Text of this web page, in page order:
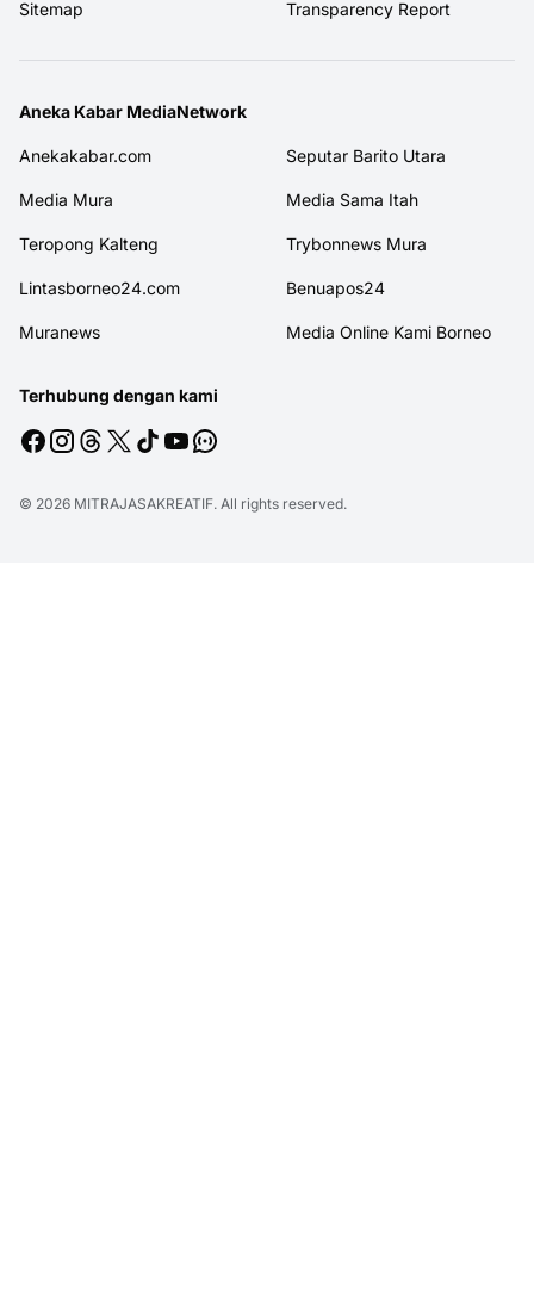
Sitemap Transparency Report
Aneka Kabar MediaNetwork
Anekakabar.com Seputar Barito Utara
Media Mura Media Sama Itah
Teropong Kalteng Trybonnews Mura
Lintasborneo24.com Benuapos24
Muranews Media Online Kami Borneo
Terhubung dengan kami
© 2026 MITRAJASAKREATIF. All rights reserved.